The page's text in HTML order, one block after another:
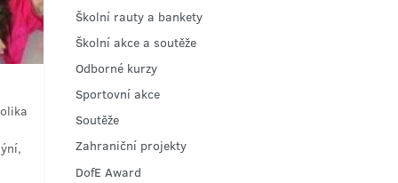
Školní rauty a bankety
Školní akce a soutěže
Odborné kurzy
Sportovní akce
Soutěže
Zahraniční projekty
DofE Award